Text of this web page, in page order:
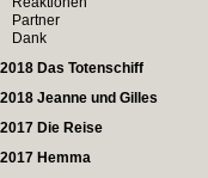
Partner
Dank
2018 Das Totenschiff
2018 Jeanne und Gilles
2017 Die Reise
2017 Hemma